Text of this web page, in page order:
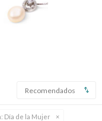
Recomendados
Día de la Mujer